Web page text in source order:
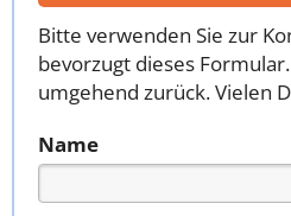
Bitte verwenden Sie zur
bevorzugt dieses
umgehend zurück. Vielen
Name